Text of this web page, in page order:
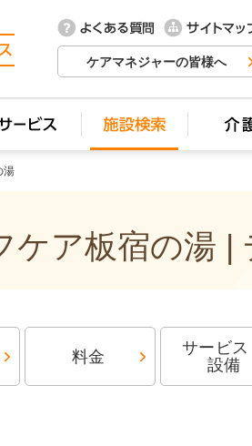
ケアマネジャーの皆様へ
湯
ケア板宿の湯 |
料金
サービス
設備